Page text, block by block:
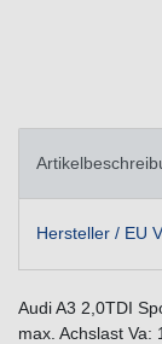
Hersteller / EU
Audi A3 2,0TDI
max. Achslast Va: